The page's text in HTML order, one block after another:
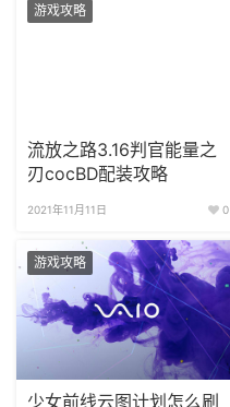
游戏攻略
流放之路3.16判官能量之
刃cocBD配装攻略
2021年11月11日 0
游戏攻略
少女前线云图计划怎么刷